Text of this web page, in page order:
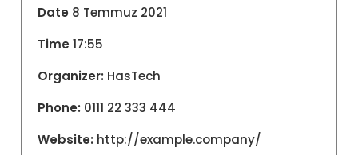
Date 8 Temmuz 2021
Time17:55
Organizer: HasTech
Phone: 0111 22 333 444
Website: http://example.company/